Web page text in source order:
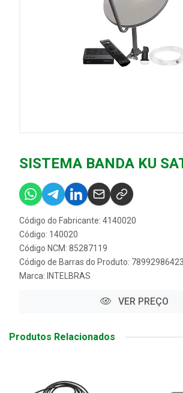
SISTEMA BANDA KU
Código do Fabricante: 4140020
Código: 140020
Código NCM: 85287119
Código de Barras do Produto:
Marca: INTELBRAS
VER PREÇO
Produtos Relacionados